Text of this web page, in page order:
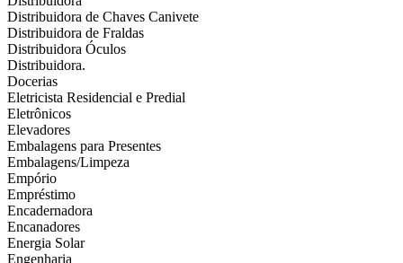
Distribuidora de Chaves Canivete
Distribuidora de Fraldas
Distribuidora Óculos
Distribuidora.
Docerias
Eletricista Residencial e Predial
Eletrônicos
Elevadores
Embalagens para Presentes
Embalagens/Limpeza
Empório
Empréstimo
Encadernadora
Encanadores
Energia Solar
Engenharia